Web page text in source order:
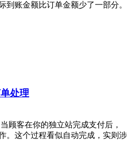
到账金额比订单金额少了一部分。
处理
顾客在你的独立站完成支付后，
。这个过程看似自动完成，实则涉